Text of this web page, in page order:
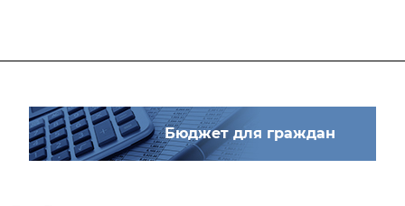
Бюджет для граждан